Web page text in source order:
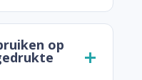
op